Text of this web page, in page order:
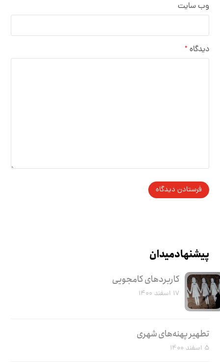
وب‌ سایت
دیدگاه *
پیشنهاد میدان
کاربرد‌های کامجویی
۱۷ اسفند ۱۴۰۰
تطهیر پهنه‌های شهری
۵ اسفند ۱۴۰۰